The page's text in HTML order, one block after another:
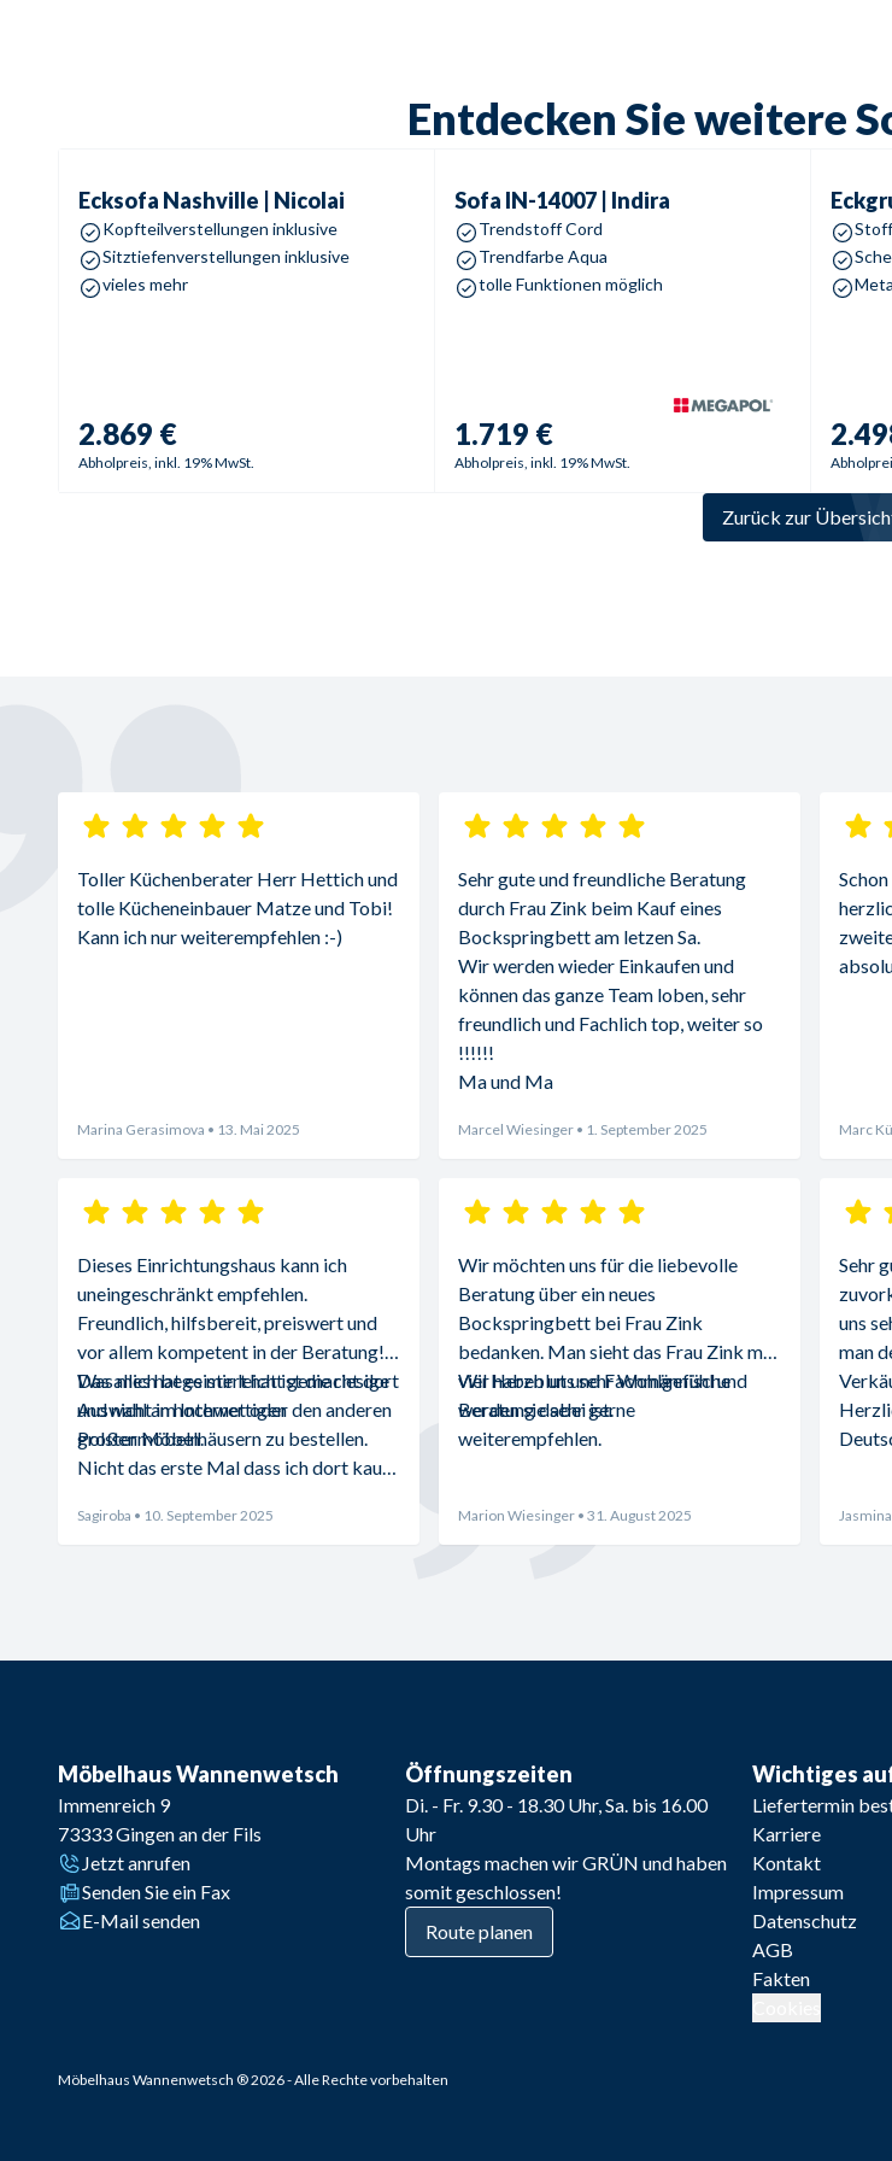
Entdecken Sie weitere
Ecksofa Nashville | Nicolai
Kopfteilverstellungen inklusive
Sitztiefenverstellungen inklusive
vieles mehr
2.869 €
Abholpreis, inkl. 19% MwSt.
Sofa IN-14007 | Indira
Trendstoff Cord
Trendfarbe Aqua
tolle Funktionen möglich
1.719 €
Abholpreis, inkl. 19% MwSt.
Zurück zur
Toller Küchenberater Herr Hettich und
tolle Kücheneinbauer Matze und Tobi!
Kann ich nur weiterempfehlen :-)
Marina Gerasimova • 13. Mai 2025
Dieses Einrichtungshaus kann ich
uneingeschränkt empfehlen.
Freundlich, hilfsbereit, preiswert und
vor allem kompetent in der Beratung!
Was mich begeistert hat ist die riesige
Auswahl an hochwertigen
Polstermöbeln.
Das alles hat es mir leicht gemacht dort
und nicht im Internet oder den anderen
großen Möbelhäusern zu bestellen.
Nicht das erste Mal dass ich dort kaufe
Sagiroba • 10. September 2025
Sehr gute und freundliche Beratung
durch Frau Zink beim Kauf eines
Bockspringbett am letzen Sa.
Wir werden wieder Einkaufen und
können das ganze Team loben, sehr
freundlich und Fachlich top, weiter so
!!!!!!
Ma und Ma
Marcel Wiesinger • 1. September 2025
Wir möchten uns für die liebevolle
Beratung über ein neues
Bockspringbett bei Frau Zink
bedanken. Man sieht das Frau Zink mit
viel Herzblut und Fachmännische
Beratung dabei ist.
Wir haben uns sehr Wohlgefühl und
werden sie sehr gerne
weiterempfehlen.
Marion Wiesinger • 31. August 2025
Marc
Sehr
uns
man
Möbelhaus Wannenwetsch
Immenreich 9
73333Gingen an der Fils
Jetzt anrufen
Senden Sie ein Fax
E-Mail senden
Öffnungszeiten
Di. - Fr. 9.30 - 18.30 Uhr, Sa. bis 16.00
Uhr
Montags machen wir GRÜN und haben
somit geschlossen!
Route planen
Wichtiges
Liefertermin
Karriere
Kontakt
Impressum
Datenschutz
AGB
Fakten
Möbelhaus Wannenwetsch ®2026- Alle Rechte vorbehalten